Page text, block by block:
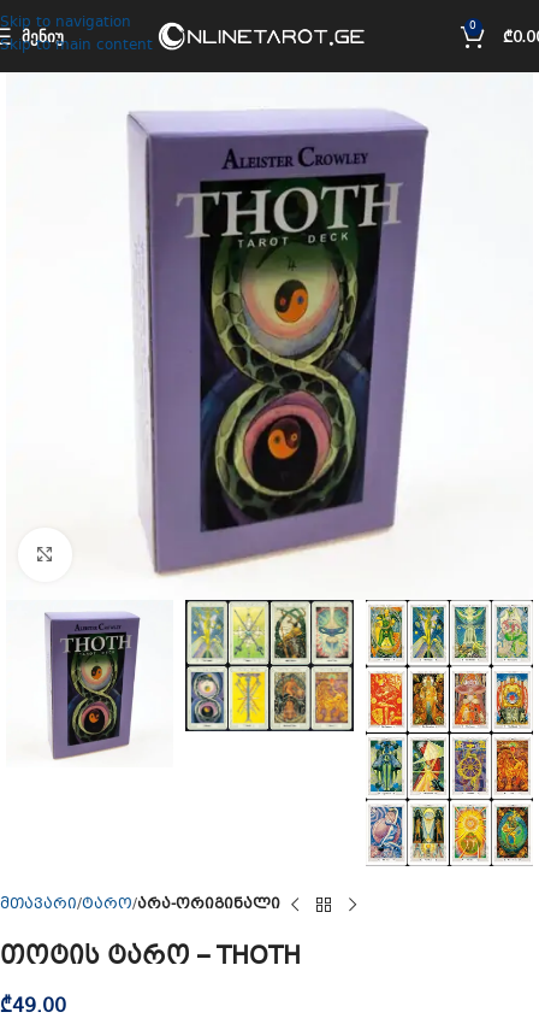
Skip to navigation
Skip to main content
ᲛᲔᲜᲘᲣ 0 ₾
Click to enlarge
მთავარი ტარო არა-ორიგინალი
თოტის ტარო – THOTH
₾49.00